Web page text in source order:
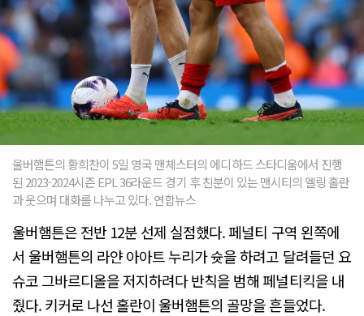
울버햄튼의 황희찬이 5일 영국 맨체스터의 에디하드 스타디움에서 진행
된 2023-2024시즌 EPL 36라운드 경기 후 친분이 있는 맨시티의 엘링 홀란
과 웃으며 대화를 나누고 있다. 연합뉴스
울버햄튼은 전반 12분 선제 실점했다. 페널티 구역 왼쪽에
서 울버햄튼의 라얀 아아트 누리가 슛을 하려고 달려들던 요
슈코 그바르디올을 저지하려다 반칙을 범해 페널티킥을 내
줬다. 키커로 나선 홀란이 울버햄튼의 골망을 흔들었다.